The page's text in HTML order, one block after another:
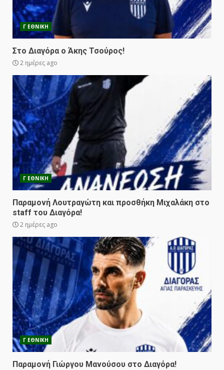
Γ ΕΘΝΙΚΗ
Στο Διαγόρα ο Άκης Τσούρος!
2 ημέρες ago
Γ ΕΘΝΙΚΗ
Παραμονή Λουτραγώτη και προσθήκη Μιχαλάκη στο
staff του Διαγόρα!
2 ημέρες ago
Γ ΕΘΝΙΚΗ
Παραμονή Γιώργου Μανούσου στο Διαγόρα!